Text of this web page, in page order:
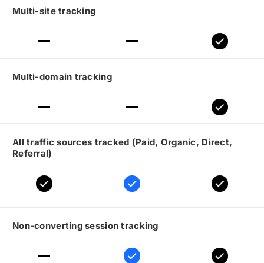
Multi-site tracking
Multi-domain tracking
All traffic sources tracked (Paid, Organic, Direct,
Referral)
Non-converting session tracking